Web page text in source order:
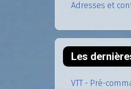
Adresses et
Les
VTT - Pré-